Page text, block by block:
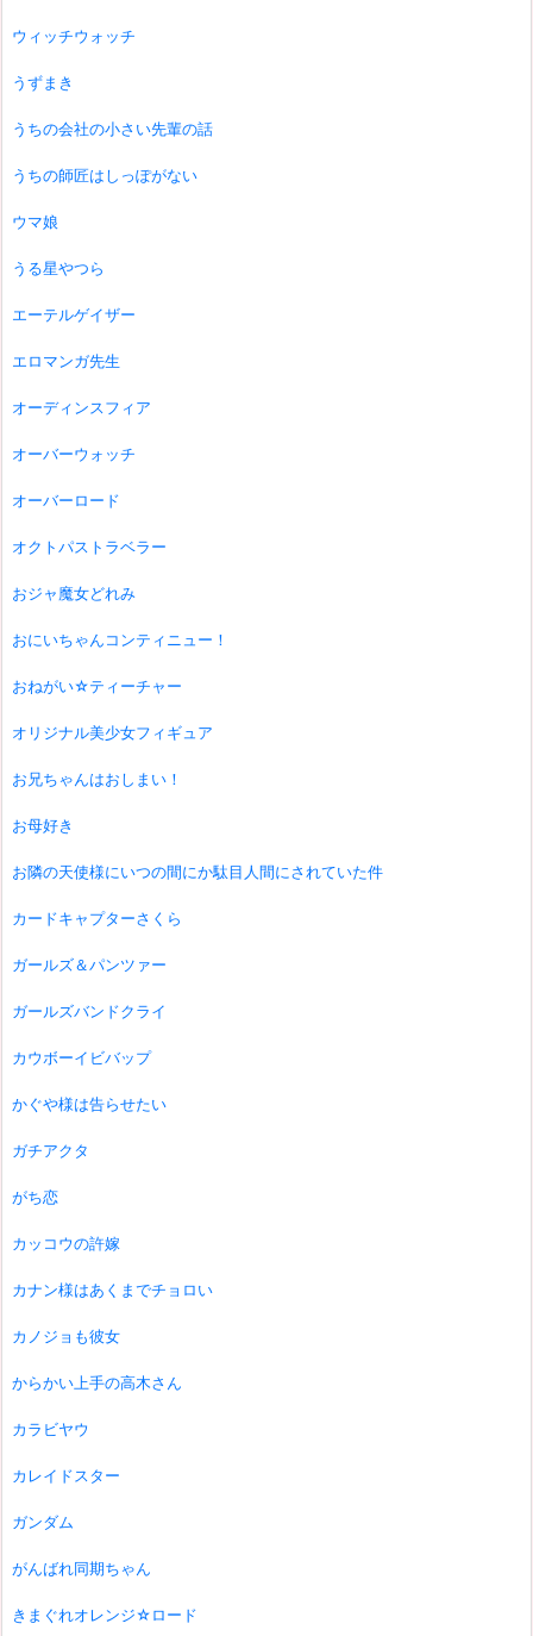
ウィッチウォッチ
うずまき
うちの会社の小さい先輩の話
うちの師匠はしっぽがない
ウマ娘
うる星やつら
エーテルゲイザー
エロマンガ先生
オーディンスフィア
オーバーウォッチ
オーバーロード
オクトパストラベラー
おジャ魔女どれみ
おにいちゃんコンティニュー！
おねがい☆ティーチャー
オリジナル美少女フィギュア
お兄ちゃんはおしまい！
お母好き
お隣の天使様にいつの間にか駄目人間にされていた件
カードキャプターさくら
ガールズ＆パンツァー
ガールズバンドクライ
カウボーイビバップ
かぐや様は告らせたい
ガチアクタ
がち恋
カッコウの許嫁
カナン様はあくまでチョロい
カノジョも彼女
からかい上手の高木さん
カラビヤウ
カレイドスター
ガンダム
がんばれ同期ちゃん
きまぐれオレンジ☆ロード